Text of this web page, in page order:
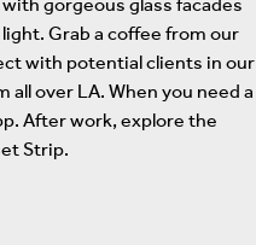
Grab a coffee from our
with potential clients in our
over LA. When you need a
After work, explore the
Strip.